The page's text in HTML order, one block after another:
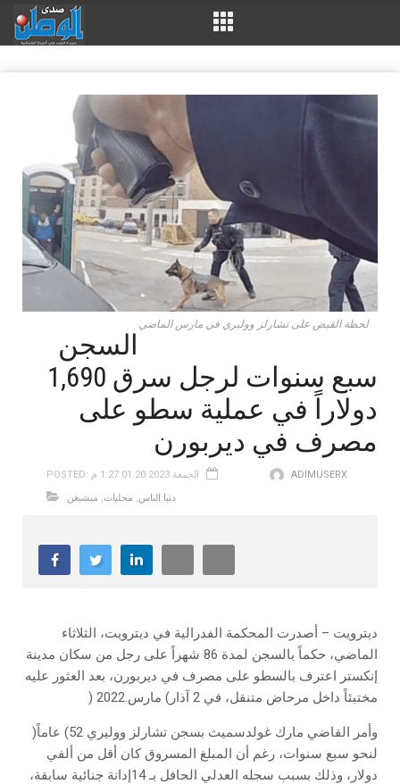
لحظة القبض على تشارلز ووليري في مارس الماضي
السجن
سبع سنوات لرجل سرق 1,690
دولاراً في عملية سطو على
مصرف في ديربورن
POSTED: الجمعة 01.20.2023 1:27 م
ADIMUSERX
دنيا الناس, محليات, ميشيغن
‬مختبئاً‭ ‬داخل‭ ‬مرحاض‭ ‬متنقل،‭ ‬في‭ ‬2‭ ‬آذار‭ (‬مارس‭) ‬2022‭.‬
وأمر‭ ‬القاضي‭ ‬مارك‭ ‬غولدسميث‭ ‬بسجن‭ ‬تشارلز‭ ‬ووليري‭ (‬52‭ ‬عاماً‭)